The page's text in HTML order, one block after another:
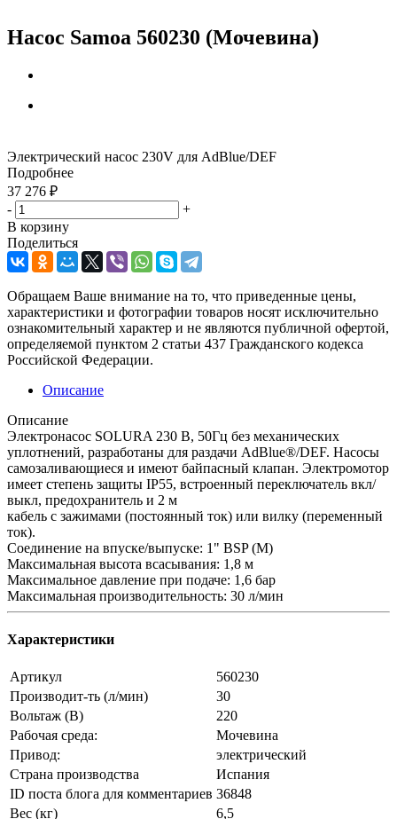
Насос Samoa 560230 (Мочевина)
Электрический насос 230V для AdBlue/DEF
Подробнее
37 276 ₽
-
+
В корзину
Поделиться
Обращаем Ваше внимание на то, что приведенные цены,
характеристики и фотографии товаров носят исключительно
ознакомительный характер и не являются публичной офертой,
определяемой пунктом 2 статьи 437 Гражданского кодекса
Российской Федерации.
Описание
Описание
Электронасос SOLURA 230 В, 50Гц без механических
уплотнений, разработаны для раздачи AdBlue®/DEF. Насосы
самозаливающиеся и имеют байпасный клапан. Электромотор
имеет степень защиты IP55, встроенный переключатель вкл/
выкл, предохранитель и 2 м
кабель с зажимами (постоянный ток) или вилку (переменный
ток).
Соединение на впуске/выпуске: 1" BSP (M)
Максимальная высота всасывания: 1,8 м
Максимальное давление при подаче: 1,6 бар
Максимальная производительность: 30 л/мин
Характеристики
Артикул
560230
Производит-ть (л/мин)
30
Вольтаж (В)
220
Рабочая среда:
Мочевина
Привод:
электрический
Страна производства
Испания
ID поста блога для комментариев 36848
Вес (кг)
6,5